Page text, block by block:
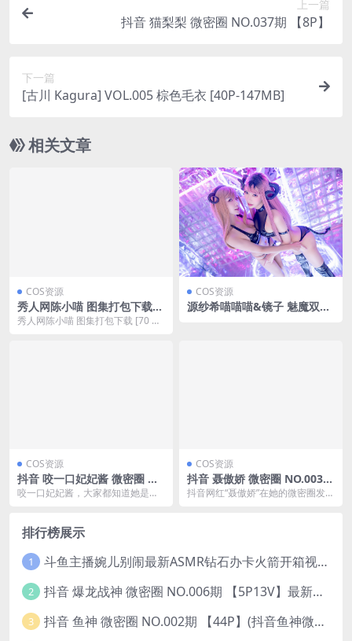
上一篇
抖音 猫梨梨 微密圈 NO.037期 【8P】
下一篇
[古川 Kagura] VOL.005 棕色毛衣 [40P-147MB]
相关文章
COS资源
秀人网陈小喵 图集打包下载
[70 套 30G] [持续更新]
秀人网陈小喵 图集打包下载 [70 套
COS资源
源纱希喵喵喵&镜子 魅魔双人
COS资源
抖音 咬一口妃妃酱 微密圈 N
O.002期 【17P】(抖音里面那
咬一口妃妃酱，大家都知道她是一
COS资源
抖音 聂傲娇 微密圈 NO.003期
【69P】(聂傲娇推特)
抖音网红“聂傲娇”在她的微密圈发布
排行榜展示
1 斗鱼主播婉儿别闹最新ASMR钻石办卡火箭开箱视频+音频合集-47个资源打包下载 [39V-10.1GB]
2 抖音 爆龙战神 微密圈 NO.006期 【5P13V】最新至：2023.6.7(暴龙神和战龙皇)
3 抖音 鱼神 微密圈 NO.002期 【44P】(抖音鱼神微密猫)